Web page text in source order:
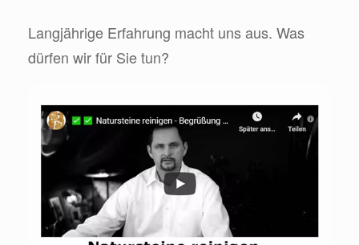
Langjährige Erfahrung macht uns aus. Was
dürfen wir für Sie tun?